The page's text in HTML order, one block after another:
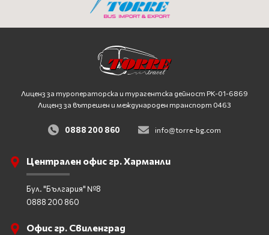
Лиценз за туроператорска и турагентска дейност PK-01-6869
Лиценз за вътрешен и международен транспорт 0463
0888 200 860 info@torre-bg.com
Централен офис гр. Харманли
Бул. "България" №8
0888 200 860
Офис гр. Свиленград